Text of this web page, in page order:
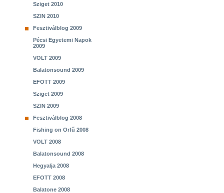
Sziget 2010
SZIN 2010
Fesztiválblog 2009
Pécsi Egyetemi Napok
2009
VOLT 2009
Balatonsound 2009
EFOTT 2009
Sziget 2009
SZIN 2009
Fesztiválblog 2008
Fishing on Orfű 2008
VOLT 2008
Balatonsound 2008
Hegyalja 2008
EFOTT 2008
Balatone 2008